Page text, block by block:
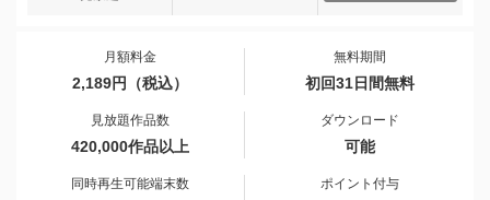
月額料金
2,189円（税込）
無料期間
初回31日間無料
見放題作品数
420,000作品以上
ダウンロード
可能
同時再生可能端末数 ポイント付与